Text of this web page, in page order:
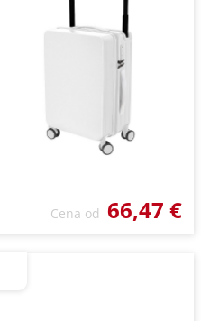
Cena od 66,47 €